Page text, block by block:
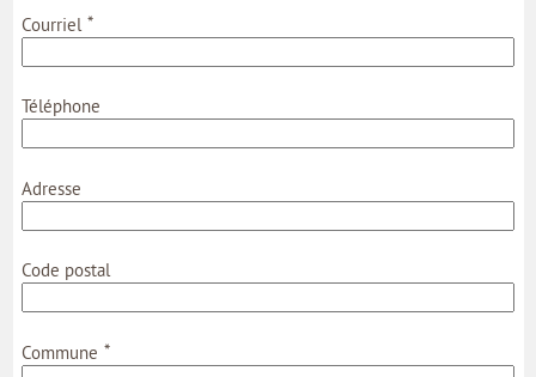
INTERNE
Courriel *
Téléphone
Adresse
Code postal
Commune *